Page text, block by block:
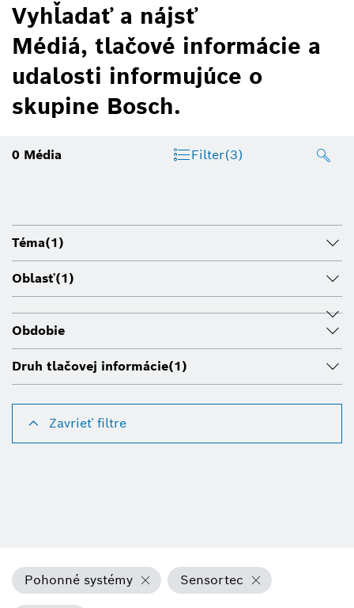
Vyhľadať a nájsť
Médiá, tlačové informácie a
udalosti informujúce o
skupine Bosch.
0 Média Filter(3)
Téma(1)
Oblasť(1)
Obdobie
Druh tlačovej informácie(1)
Zavrieť filtre
Pohonné systémy Sensortec